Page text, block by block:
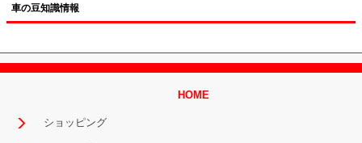
車の豆知識情報
HOME
ショッピング